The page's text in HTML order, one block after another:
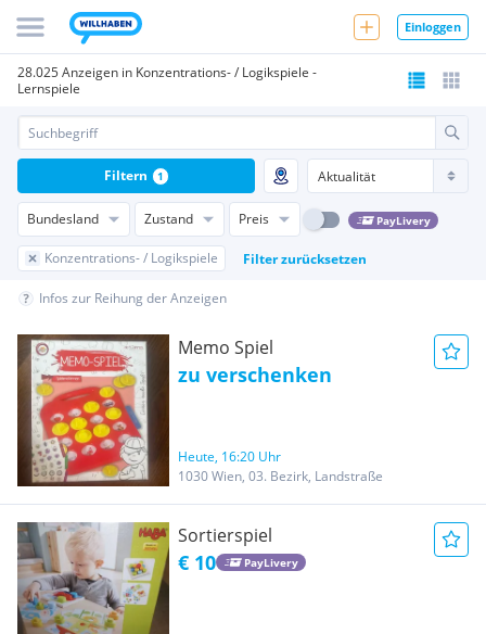
Einloggen
28.025 Anzeigen in Konzentrations- / Logikspiele -
Lernspiele
Bundesland Zustand Preis PayLivery
Konzentrations- / Logikspiele Filter zurücksetzen
Filtern 1
Infos zur Reihung der Anzeigen
Memo Spiel
zu verschenken
Heute, 16:20 Uhr
1030 Wien, 03. Bezirk, Landstraße
Sortierspiel
€ 10 PayLivery